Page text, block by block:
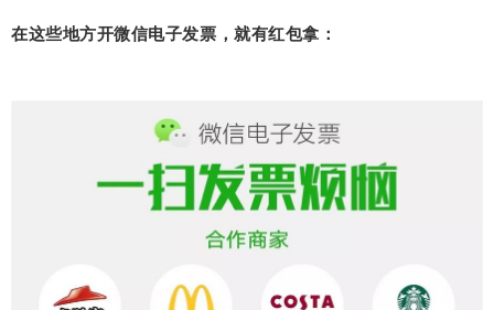
在这些地方开微信电子发票，就有红包拿：